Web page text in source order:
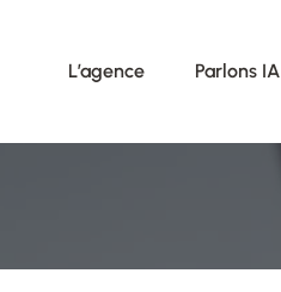
L’agence Parlons IA